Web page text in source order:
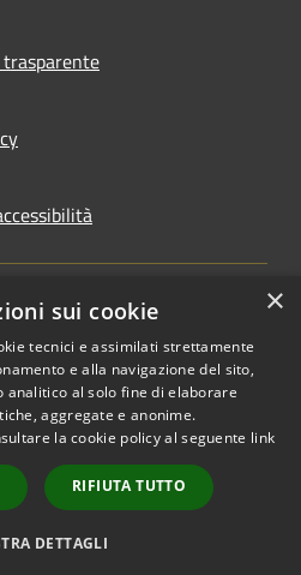
Copyright © 2026 • Comune di
Santarcangelo di Romagna •
Powered byMunicipium
Accesso redazione
×
sui cookie
tecnici e assimilati strettamente
e alla navigazione del sito,
analitico al solo fine di elaborare
aggregate e anonime.
la cookie policy al seguente link
RIFIUTA TUTTO
DETTAGLI